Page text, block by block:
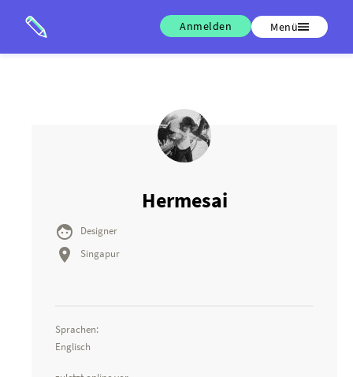
Anmelden Menü
Hermesai
 Designer
 Singapur
Sprachen:
Englisch